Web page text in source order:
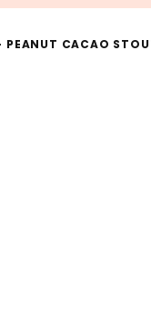
PEANUT CACAO